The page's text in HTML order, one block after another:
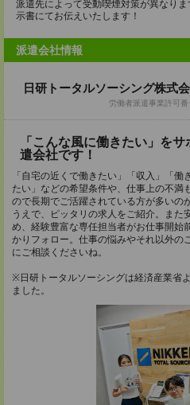
派遣先によって受動喫煙対策が異なり
示書にてお伝えいたします！
派遣会社情報
日研トータルソーシング株式
労働者派遣事業許可
「こんな風に働きたい」を
遣会社です！
「自宅の近くで働きたい」「収入」「
たい」などの希望条件や、仕事上の不満
ので長期でご活躍されている方が多いの
うえで、ピッタリの求人をご紹介。また
め、経験豊富な専任担当者がお仕事開始
かりフォロー。仕事の悩みやそれ以外の
にご相談くださいね。
※日研トータルソーシングは経済産業省
ました。